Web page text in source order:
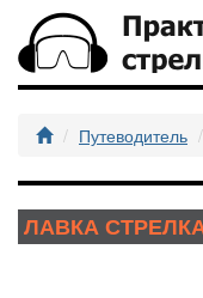
Путеводитель
ЛАВКА